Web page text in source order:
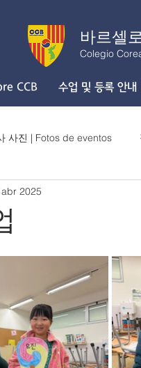
바르셀
Colegio
CCB 수업 및 등록 안
사진 | Fotos de eventos
2025